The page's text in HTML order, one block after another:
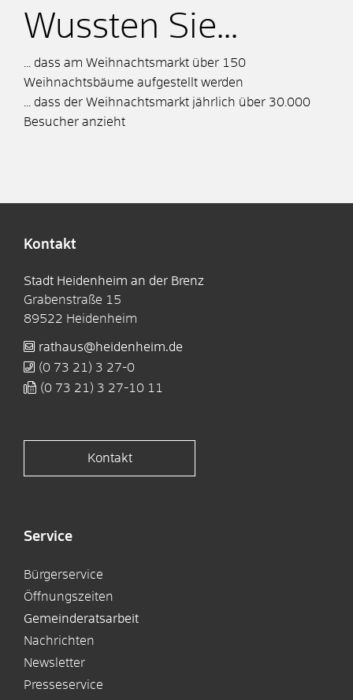
Wussten Sie...
... dass am Weihnachtsmarkt über 150
Weihnachtsbäume aufgestellt werden
... dass der Weihnachtsmarkt jährlich über 30.000
Besucher anzieht
Kontakt
Stadt Heidenheim an der Brenz
Grabenstraße 15
89522 Heidenheim
rathaus@heidenheim.de
(0 73 21) 3 27-0
(0 73 21) 3 27-10 11
Kontakt
Service
Bürgerservice
Öffnungszeiten
Gemeinderatsarbeit
Nachrichten
Newsletter
Presseservice